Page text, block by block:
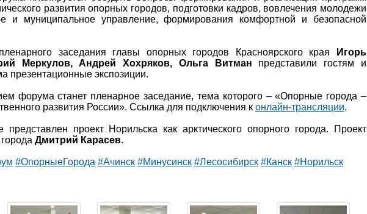
развития опорных городов, подготовки кадров, вовлечения молодежи
и муниципальное управление, формирования комфортной и безопасной
заседания главы опорных городов Красноярского края
Игорь
Меркулов, Андрей Хохряков, Ольга Витман представили гостям и
презентационные экспозиции.
форума станет пленарное заседание, тема которого – «Опорные города –
развития России». Ссылка для подключения к онлайн-трансляции.
проект Норильска как арктического опорного города. Проект
Дмитрий Карасев.
#ОпорныеГорода #Ачинск #Минусинск #Лесосибирск #Канск #Норильск